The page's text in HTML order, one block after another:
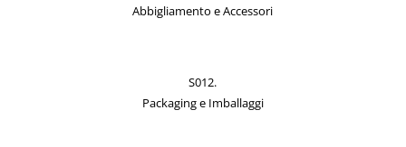
Abbigliamento e Accessori
S012.
Packaging e Imballaggi